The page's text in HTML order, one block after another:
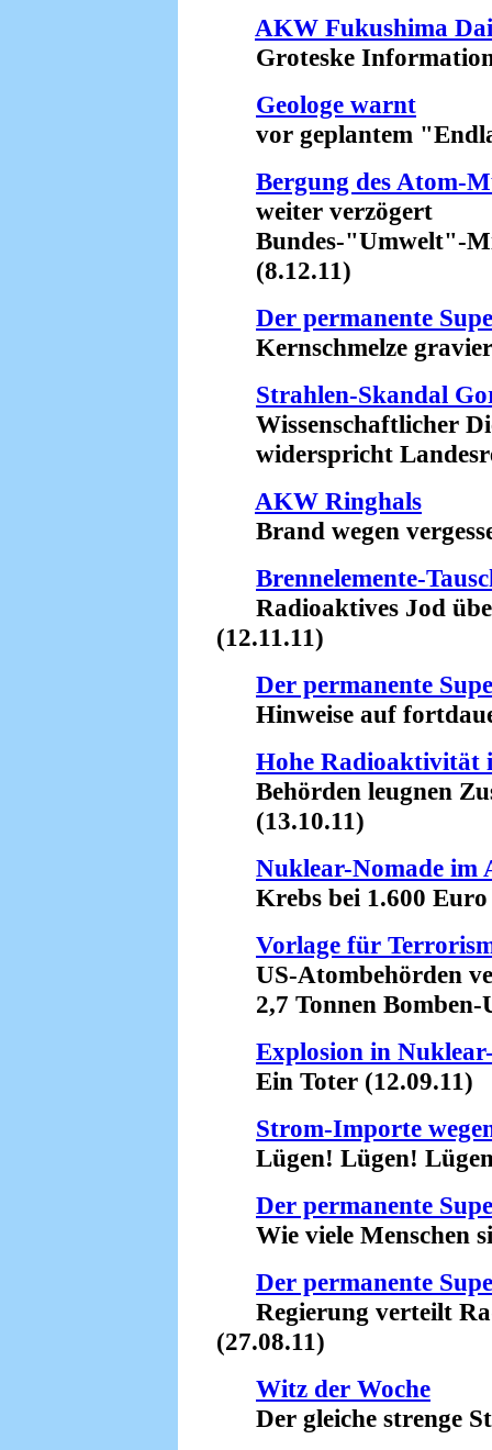
AKW Fukushima
Groteske
Geologe warnt
vor geplantem
Bergung des Atom-
weiter verzögert
Bundes-"Umwelt"-
(8.12.11)
Der permanente
Kernschmelze
Strahlen-Skandal
Wissenschaftlicher
widerspricht
AKW Ringhals
Brand wegen
Brennelemente-
Radioaktives Jod
(12.11.11)
Der permanente
Hinweise auf
Hohe Radioaktivität
Behörden leugnen
(13.10.11)
Nuklear-Nomade im
Krebs bei 1.600 Euro
Vorlage für
US-Atombehörden
2,7 Tonnen Bomben-
Explosion in
Ein Toter (12.09.11)
Strom-Importe
Lügen! Lügen!
Der permanente
Wie viele Menschen
Der permanente
Regierung verteilt
(27.08.11)
Witz der Woche
Der gleiche strenge